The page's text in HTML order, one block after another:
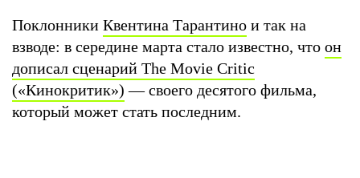
Поклонники Квентина Тарантино и так на
взводе: в середине марта стало известно, что он
дописал сценарий The Movie Critic
(«Кинокритик») — своего десятого фильма,
который может стать последним.